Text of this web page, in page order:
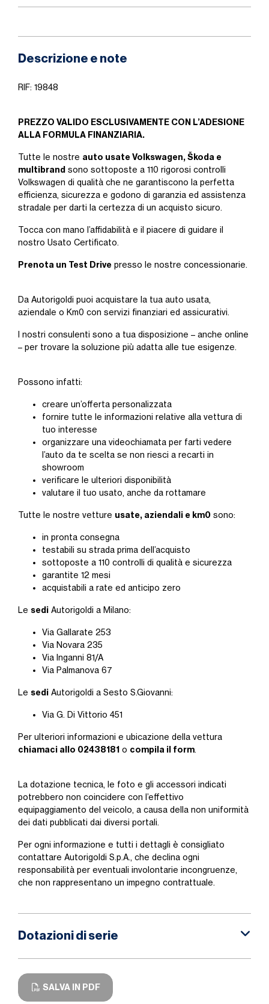
Descrizione e note
RIF: 19848
PREZZO VALIDO ESCLUSIVAMENTE CON L’ADESIONE
ALLA FORMULA FINANZIARIA.
Tutte le nostre auto usate Volkswagen, Škoda e
multibrand sono sottoposte a 110 rigorosi controlli
Volkswagen di qualità che ne garantiscono la perfetta
efficienza, sicurezza e godono di garanzia ed assistenza
stradale per darti la certezza di un acquisto sicuro.
Tocca con mano l’affidabilità e il piacere di guidare il
nostro Usato Certificato.
Prenota un Test Drive presso le nostre concessionarie.
Da Autorigoldi puoi acquistare la tua auto usata,
aziendale o Km0 con servizi finanziari ed assicurativi.
I nostri consulenti sono a tua disposizione – anche online
– per trovare la soluzione più adatta alle tue esigenze.
Possono infatti:
creare un’offerta personalizzata
fornire tutte le informazioni relative alla vettura di
tuo interesse
organizzare una videochiamata per farti vedere
l’auto da te scelta se non riesci a recarti in
showroom
verificare le ulteriori disponibilità
valutare il tuo usato, anche da rottamare
Tutte le nostre vetture usate, aziendali e km0 sono:
in pronta consegna
testabili su strada prima dell’acquisto
sottoposte a 110 controlli di qualità e sicurezza
garantite 12 mesi
acquistabili a rate ed anticipo zero
Le sedi Autorigoldi a Milano:
Via Gallarate 253
Via Novara 235
Via Inganni 81/A
Via Palmanova 67
Le sedi Autorigoldi a Sesto S.Giovanni:
Via G. Di Vittorio 451
Per ulteriori informazioni e ubicazione della vettura
chiamaci allo 02438181 o compila il form.
La dotazione tecnica, le foto e gli accessori indicati
potrebbero non coincidere con l’effettivo
equipaggiamento del veicolo, a causa della non uniformità
dei dati pubblicati dai diversi portali.
Per ogni informazione e tutti i dettagli è consigliato
contattare Autorigoldi S.p.A., che declina ogni
responsabilità per eventuali involontarie incongruenze,
che non rappresentano un impegno contrattuale.
Dotazioni di serie
SALVA IN PDF